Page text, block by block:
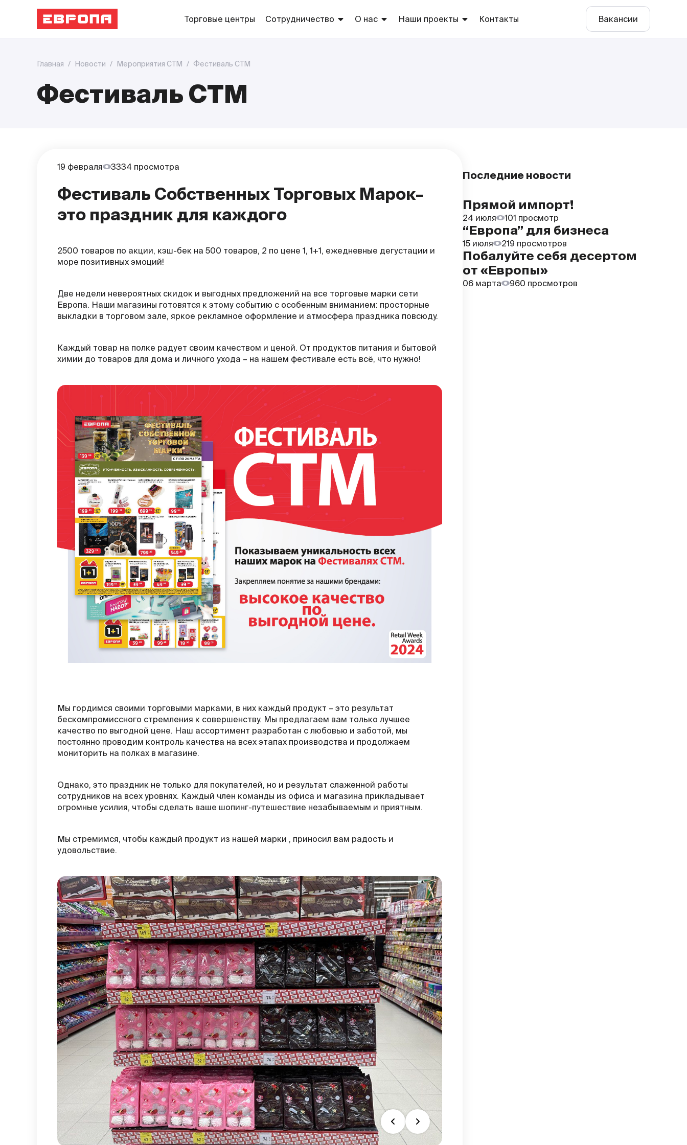
Торговые центры Сотрудничество О нас Наши проекты Контакты Вакансии
Главная / Новости / Мероприятия СТМ / Фестиваль СТМ
Фестиваль СТМ
19 февраля 3334 просмотра
Фестиваль Собственных Торговых Марок–
это праздник для каждого
2500 товаров по акции, кэш-бек на 500 товаров, 2 по цене 1, 1+1, ежедневные дегустации и
море позитивных эмоций!
Две недели невероятных скидок и выгодных предложений на все торговые марки сети
Европа. Наши магазины готовятся к этому событию с особенным вниманием: просторные
выкладки в торговом зале, яркое рекламное оформление и атмосфера праздника повсюду.
Каждый товар на полке радует своим качеством и ценой. От продуктов питания и бытовой
химии до товаров для дома и личного ухода – на нашем фестивале есть всё, что нужно!
Мы гордимся своими торговыми марками, в них каждый продукт – это результат
бескомпромиссного стремления к совершенству. Мы предлагаем вам только лучшее
качество по выгодной цене. Наш ассортимент разработан с любовью и заботой, мы
постоянно проводим контроль качества на всех этапах производства и продолжаем
мониторить на полках в магазине.
Однако, это праздник не только для покупателей, но и результат слаженной работы
сотрудников на всех уровнях. Каждый член команды из офиса и магазина прикладывает
огромные усилия, чтобы сделать ваше шопинг-путешествие незабываемым и приятным.
Мы стремимся, чтобы каждый продукт из нашей марки , приносил вам радость и
удовольствие.
Последние новости
Прямой импорт!
24 июля 101 просмотр
“Европа” для бизнеса
15 июля 219 просмотров
Побалуйте себя десертом
от «Европы»
06 марта 960 просмотров